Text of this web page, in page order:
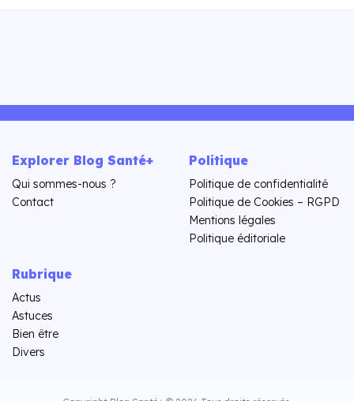
Explorer Blog Santé+
Qui sommes-nous ?
Contact
Politique
Politique de confidentialité
Politique de Cookies – RGPD
Mentions légales
Politique éditoriale
Rubrique
Actus
Astuces
Bien être
Divers